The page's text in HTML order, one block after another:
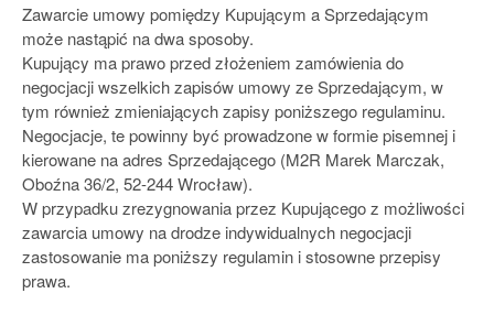
Zawarcie umowy pomiędzy Kupującym a Sprzedającym
może nastąpić na dwa sposoby.
Kupujący ma prawo przed złożeniem zamówienia do
negocjacji wszelkich zapisów umowy ze Sprzedającym, w
tym również zmieniających zapisy poniższego regulaminu.
Negocjacje, te powinny być prowadzone w formie pisemnej i
kierowane na adres Sprzedającego (M2R Marek Marczak,
Oboźna 36/2, 52-244 Wrocław).
W przypadku zrezygnowania przez Kupującego z możliwości
zawarcia umowy na drodze indywidualnych negocjacji
zastosowanie ma poniższy regulamin i stosowne przepisy
prawa.